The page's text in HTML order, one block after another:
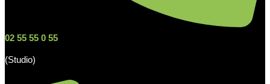
02 55 55 0 55
(Studio)